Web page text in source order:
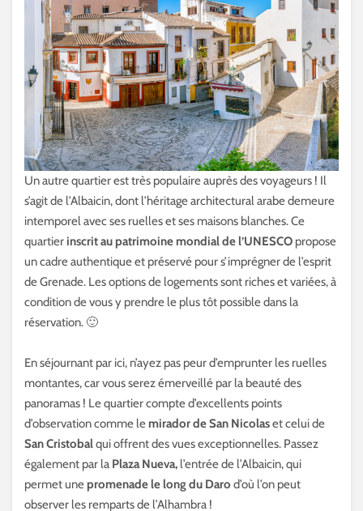
Un autre quartier est très populaire auprès des voyageurs ! Il
s’agit de l’Albaicin, dont l’héritage architectural arabe demeure
intemporel avec ses ruelles et ses maisons blanches. Ce
quartier inscrit au patrimoine mondial de l’UNESCO propose
un cadre authentique et préservé pour s’imprégner de l’esprit
de Grenade. Les options de logements sont riches et variées, à
condition de vous y prendre le plus tôt possible dans la
réservation. 🙂
En séjournant par ici, n’ayez pas peur d’emprunter les ruelles
montantes, car vous serez émerveillé par la beauté des
panoramas ! Le quartier compte d’excellents points
d’observation comme le mirador de San Nicolaset celui de
San Cristobalqui offrent des vues exceptionnelles. Passez
également par la Plaza Nueva, l’entrée de l’Albaicin, qui
permet une promenade le long du Daro d’où l’on peut
observer les remparts de l’Alhambra !